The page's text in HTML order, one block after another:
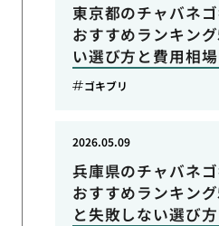
東京都のチャバネ
おすすめランキン
い選び方と費用相場
ゴキブリ
兵庫県のチャバネ
おすすめランキン
と失敗しない選び方
2026.05.09